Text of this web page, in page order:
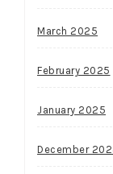
March 2025
February 2025
January 2025
December